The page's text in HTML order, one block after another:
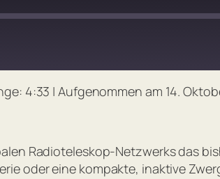
4:33 |Aufgenommen am 14.
Radioteleskop-Netzwerks das
oder eine kompakte, inaktive